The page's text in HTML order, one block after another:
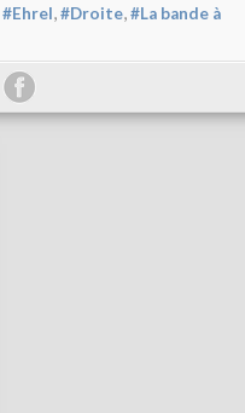
#Ehrel,#Droite,#La bande à